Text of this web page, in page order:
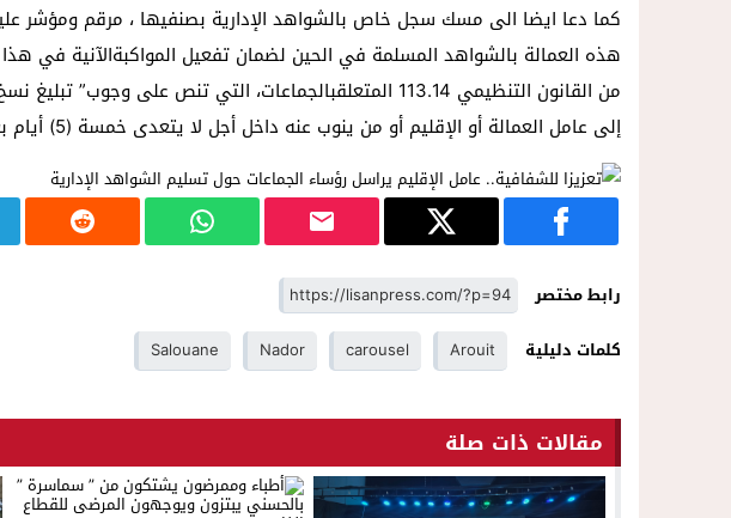
كما دعا ايضا الى مسك سجل خاص بالشواهد الإدارية بصنفيها ، مرقم ومؤشر
من القانون التنظيمي 113.14 المتعلقبالجماعات، التي تنص على
إلى عامل العمالة أو الإقليم أو من ينوب عنه داخل أجل لا يتعدى خمسة (5) أيام بعد تسليمها إلىالمعني بالأمر”.
رابط مختصر
كلمات دليلية
Arouit
carousel
Nador
Salouane
مقالات ذات صلة